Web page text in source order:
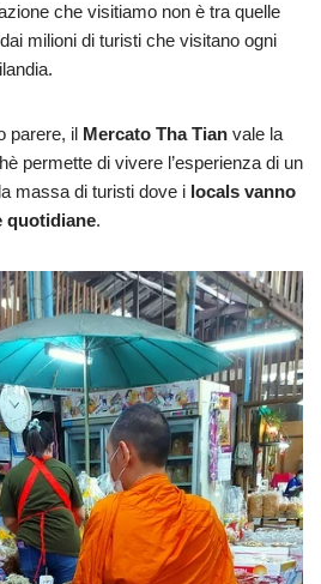
che visitiamo non è tra quelle
milioni di turisti che visitano ogni
parere, il Mercato Tha Tian vale la
permette di vivere l’esperienza di un
massa di turisti dove i locals vanno
quotidiane.